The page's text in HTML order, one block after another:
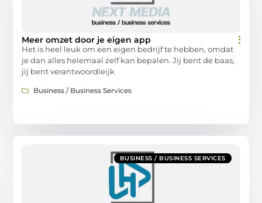
Meer omzet door je eigen app
Het is heel leuk om een eigen bedrijf te hebben, omdat
je dan alles helemaal zelf kan bepalen. Jij bent de baas,
jij bent verantwoordleijk
Business / Business Services
BUSINESS / BUSINESS SERVICES